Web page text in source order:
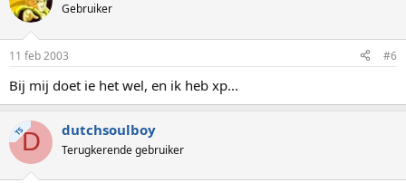
Gebruiker
11 feb 2003 #6
Bij mij doet ie het wel, en ik heb xp...
TSD dutchsoulboy
Terugkerende gebruiker